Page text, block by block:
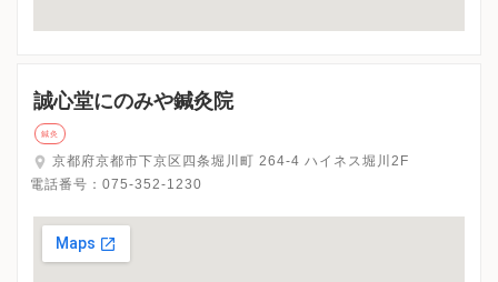
誠心堂にのみや鍼灸院
鍼灸
京都府京都市下京区四条堀川町 264-4 ハイネス堀川2F
電話番号： 075-352-1230